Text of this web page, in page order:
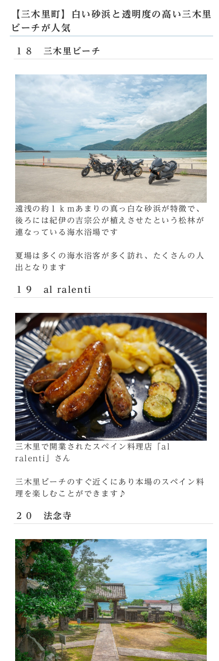
【三木里町】白い砂浜と透明度の高い三木里
ビーチが人気
１８ 三木里ビーチ
遠浅の約１ｋｍあまりの真っ白な砂浜が特徴で、
後ろには紀伊の吉宗公が植えさせたという松林が
連なっている海水浴場です
夏場は多くの海水浴客が多く訪れ、たくさんの人
出となります
１９ al ralenti
三木里で開業されたスペイン料理店「al
ralenti」さん
三木里ビーチのすぐ近くにあり本場のスペイン料
理を楽しむことができます♪
２０ 法念寺